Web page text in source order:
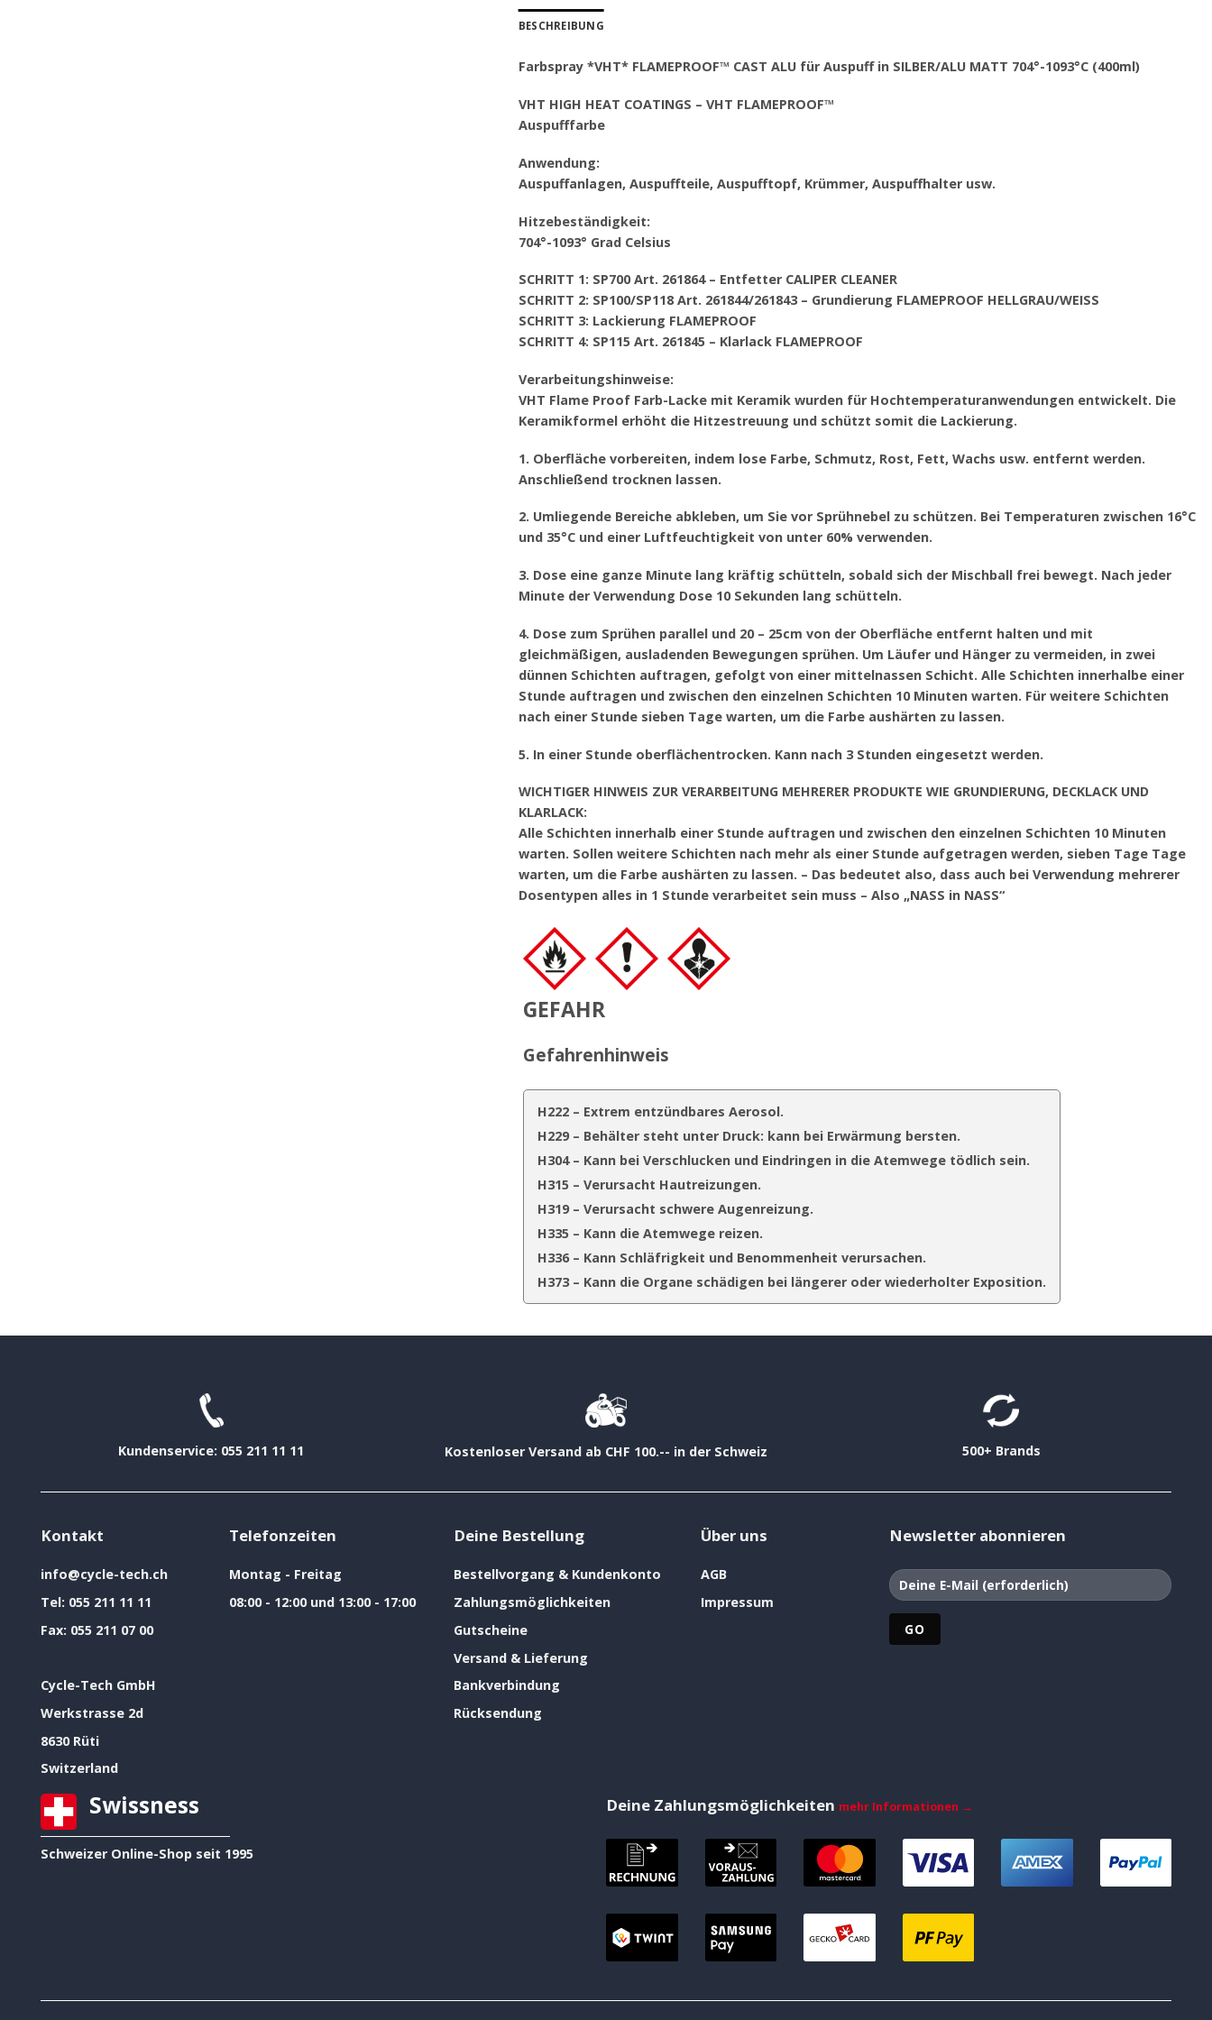
BESCHREIBUNG
Farbspray *VHT* FLAMEPROOF™ CAST ALU für Auspuff in SILBER/ALU MATT 704°-1093°C (400ml)
VHT HIGH HEAT COATINGS – VHT FLAMEPROOF™
Auspufffarbe
Anwendung:
Auspuffanlagen, Auspuffteile, Auspufftopf, Krümmer, Auspuffhalter usw.
Hitzebeständigkeit:
704°-1093° Grad Celsius
SCHRITT 1: SP700 Art. 261864 – Entfetter CALIPER CLEANER
SCHRITT 2: SP100/SP118 Art. 261844/261843 – Grundierung FLAMEPROOF HELLGRAU/WEISS
SCHRITT 3: Lackierung FLAMEPROOF
SCHRITT 4: SP115 Art. 261845 – Klarlack FLAMEPROOF
Verarbeitungshinweise:
VHT Flame Proof Farb-Lacke mit Keramik wurden für Hochtemperaturanwendungen entwickelt. Die
Keramikformel erhöht die Hitzestreuung und schützt somit die Lackierung.
1. Oberfläche vorbereiten, indem lose Farbe, Schmutz, Rost, Fett, Wachs usw. entfernt werden.
Anschließend trocknen lassen.
2. Umliegende Bereiche abkleben, um Sie vor Sprühnebel zu schützen. Bei Temperaturen zwischen 16°C
und 35°C und einer Luftfeuchtigkeit von unter 60% verwenden.
3. Dose eine ganze Minute lang kräftig schütteln, sobald sich der Mischball frei bewegt. Nach jeder
Minute der Verwendung Dose 10 Sekunden lang schütteln.
4. Dose zum Sprühen parallel und 20 – 25cm von der Oberfläche entfernt halten und mit
gleichmäßigen, ausladenden Bewegungen sprühen. Um Läufer und Hänger zu vermeiden, in zwei
dünnen Schichten auftragen, gefolgt von einer mittelnassen Schicht. Alle Schichten innerhalbe einer
Stunde auftragen und zwischen den einzelnen Schichten 10 Minuten warten. Für weitere Schichten
nach einer Stunde sieben Tage warten, um die Farbe aushärten zu lassen.
5. In einer Stunde oberflächentrocken. Kann nach 3 Stunden eingesetzt werden.
WICHTIGER HINWEIS ZUR VERARBEITUNG MEHRERER PRODUKTE WIE GRUNDIERUNG, DECKLACK UND
KLARLACK:
Alle Schichten innerhalb einer Stunde auftragen und zwischen den einzelnen Schichten 10 Minuten
warten. Sollen weitere Schichten nach mehr als einer Stunde aufgetragen werden, sieben Tage Tage
warten, um die Farbe aushärten zu lassen. – Das bedeutet also, dass auch bei Verwendung mehrerer
Dosentypen alles in 1 Stunde verarbeitet sein muss – Also „NASS in NASS“
GEFAHR
Gefahrenhinweis
H222 – Extrem entzündbares Aerosol.
H229 – Behälter steht unter Druck: kann bei Erwärmung bersten.
H304 – Kann bei Verschlucken und Eindringen in die Atemwege tödlich sein.
H315 – Verursacht Hautreizungen.
H319 – Verursacht schwere Augenreizung.
H335 – Kann die Atemwege reizen.
H336 – Kann Schläfrigkeit und Benommenheit verursachen.
H373 – Kann die Organe schädigen bei längerer oder wiederholter Exposition.
Kundenservice: 055 211 11 11 Kostenloser Versand ab CHF 100.-- in der Schweiz 500+ Brands
Kontakt
info@cycle-tech.ch
Tel: 055 211 11 11
Fax: 055 211 07 00
Cycle-Tech GmbH
Werkstrasse 2d
8630 Rüti
Switzerland
Telefonzeiten
Montag - Freitag
08:00 - 12:00 und 13:00 - 17:00
Deine Bestellung
Bestellvorgang & Kundenkonto
Zahlungsmöglichkeiten
Gutscheine
Versand & Lieferung
Bankverbindung
Rücksendung
Über uns
AGB
Impressum
Newsletter abonnieren
Swissness
Schweizer Online-Shop seit 1995
Deine Zahlungsmöglichkeiten mehr Informationen →